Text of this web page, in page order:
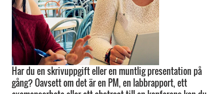
Har du en skrivuppgift eller en muntlig presentation på
gång? Oavsett om det är en PM, en labbrapport, ett